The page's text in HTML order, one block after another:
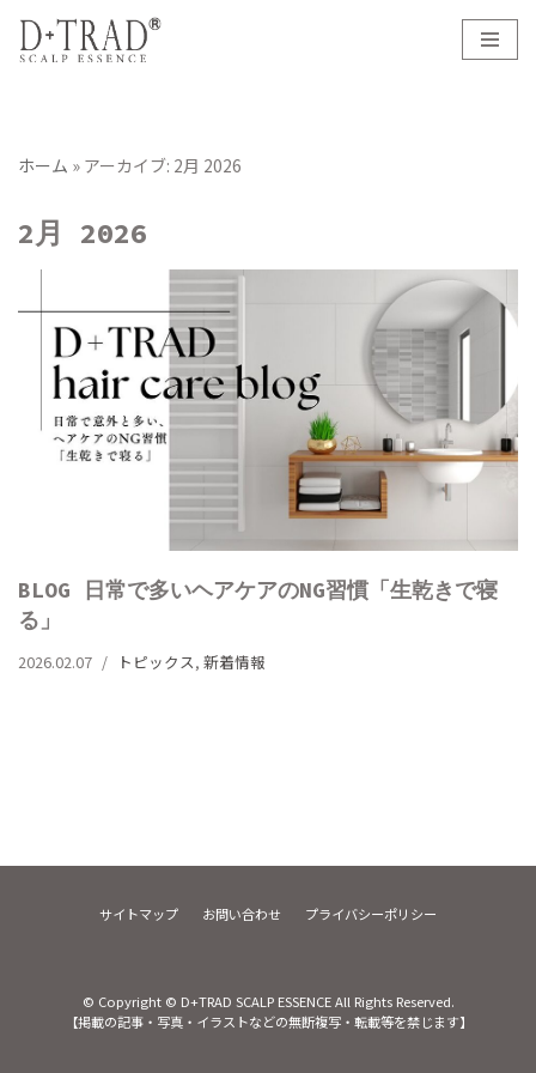
コ
ン
ス
ッ
ホーム » アーカイブ: 2月 2026
2月 2026
BLOG 日常で多いヘアケアのNG習慣「生乾きで寝
る」
2026.02.07 トピックス, 新着情報
サイトマップ お問い合わせ プライバシーポリシー
© Copyright © D+TRAD SCALP ESSENCE All Rights Reserved.
【掲載の記事・写真・イラストなどの無断複写・転載等を禁じます】